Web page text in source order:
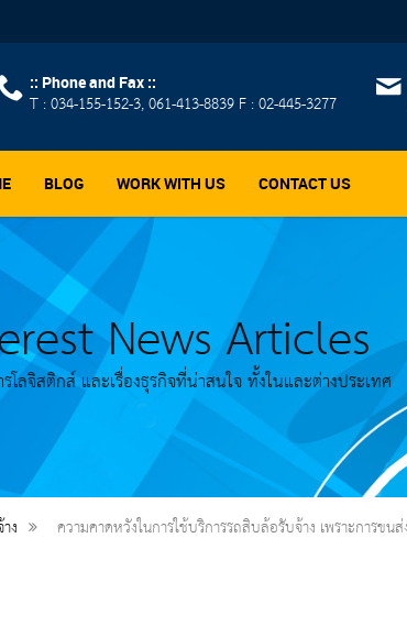
:: Phone and Fax ::
T : 034-155-152-3, 061-413-8839 F : 02-445-3277
BLOG WORK WITH US CONTACT US
News Articles
โลจิสติกส์ และเรื่องธุรกิจที่น่าสนใจ ทั้งในและต่างประเทศ
ง ความคาดหวังในการใช้บริการรถสิบล้อรับจ้าง เพราะการขน